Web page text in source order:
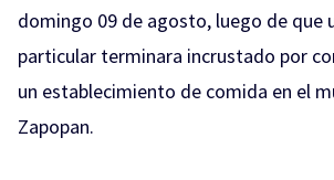
domingo 09 de agosto, luego de que
particular terminara incrustado por
un establecimiento de comida en el
Zapopan.